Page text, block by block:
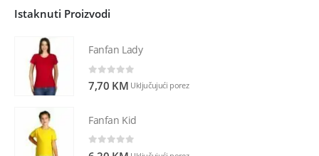
Istaknuti Proizvodi
Fanfan Lady
0out of 5
7,70 KM Uključujući porez
Fanfan Kid
0out of 5